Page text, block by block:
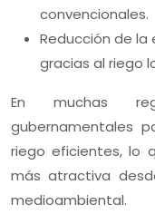
convencionales.
Reducción de la
gracias al riego
En muchas
gubernamentales
riego eficientes, lo
más atractiva
medioambiental.